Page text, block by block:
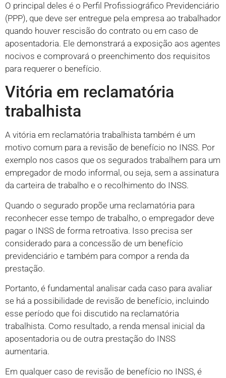
O principal deles é o Perfil Profissiográfico Previdenciário
(PPP), que deve ser entregue pela empresa ao trabalhador
quando houver rescisão do contrato ou em caso de
aposentadoria. Ele demonstrará a exposição aos agentes
nocivos e comprovará o preenchimento dos requisitos
para requerer o benefício.
Vitória em reclamatória
trabalhista
A vitória em reclamatória trabalhista também é um
motivo comum para a revisão de benefício no INSS. Por
exemplo nos casos que os segurados trabalhem para um
empregador de modo informal, ou seja, sem a assinatura
da carteira de trabalho e o recolhimento do INSS.
Quando o segurado propõe uma reclamatória para
reconhecer esse tempo de trabalho, o empregador deve
pagar o INSS de forma retroativa. Isso precisa ser
considerado para a concessão de um benefício
previdenciário e também para compor a renda da
prestação.
Portanto, é fundamental analisar cada caso para avaliar
se há a possibilidade de revisão de benefício, incluindo
esse período que foi discutido na reclamatória
trabalhista. Como resultado, a renda mensal inicial da
aposentadoria ou de outra prestação do INSS
aumentaria.
Em qualquer caso de revisão de benefício no INSS, é